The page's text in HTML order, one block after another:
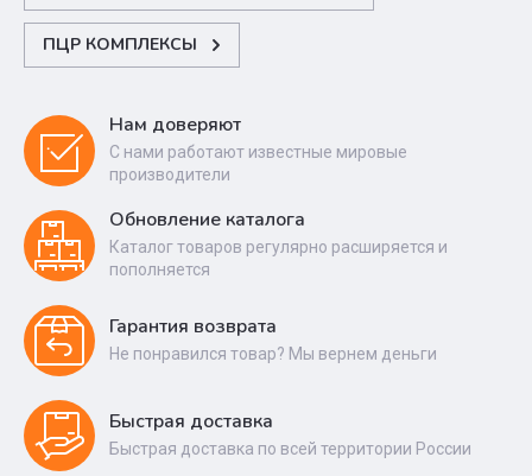
ПЦР КОМПЛЕКСЫ
Нам доверяют
С нами работают известные мировые
производители
Обновление каталога
Каталог товаров регулярно расширяется и
пополняется
Гарантия возврата
Не понравился товар? Мы вернем деньги
Быстрая доставка
Быстрая доставка по всей территории России